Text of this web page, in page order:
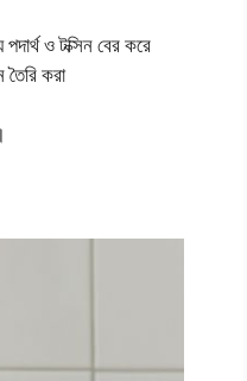
ও টক্সিন বের করে
করা